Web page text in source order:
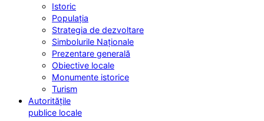
Istoric
Populația
Strategia de dezvoltare
Simbolurile Naționale
Prezentare generală
Obiective locale
Monumente istorice
Turism
Autoritățile
publice locale